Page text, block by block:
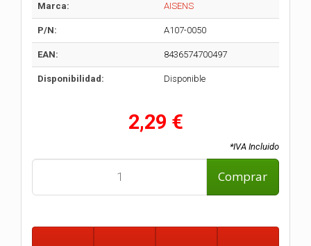
Marca: AISENS
P/N: A107-0050
EAN: 8436574700497
Disponibilidad: Disponible
2,29 €
*IVA Incluido
Comprar